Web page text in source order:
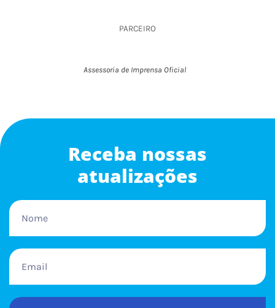
PARCEIRO
Assessoria de Imprensa Oficial
Receba nossas
atualizações